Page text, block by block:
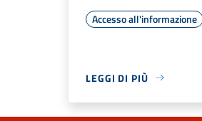
Accesso all'informazione
LEGGI DI PIÙ